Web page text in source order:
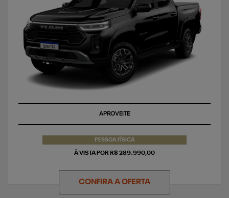
APROVEITE
PESSOA FÍSICA
À VISTA POR R$ 289.990,00
CONFIRA A OFERTA